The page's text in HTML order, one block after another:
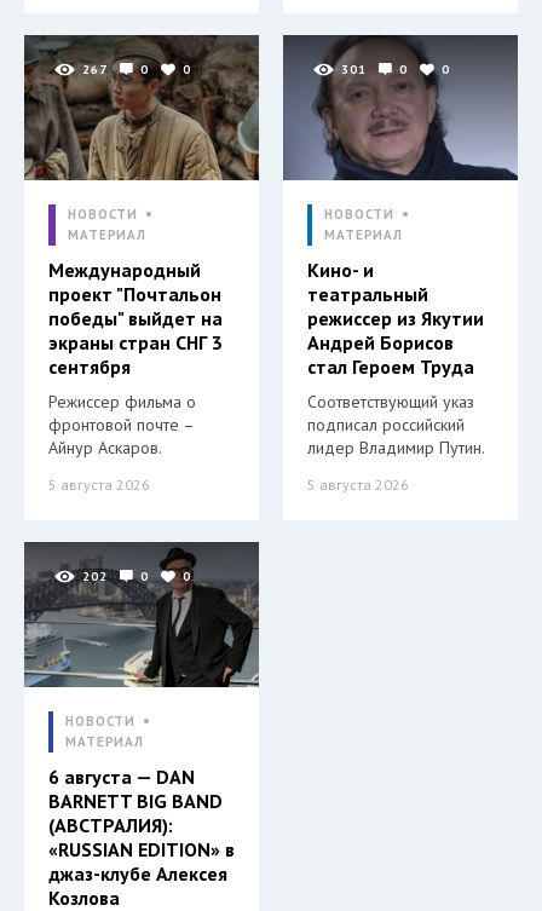
267 0 0
НОВОСТИ
МАТЕРИАЛ
Международный
проект "Почтальон
победы" выйдет на
экраны стран СНГ 3
сентября
Режиссер фильма о
фронтовой почте –
Айнур Аскаров.
5 августа 2026
301 0 0
НОВОСТИ
МАТЕРИАЛ
Кино- и
театральный
режиссер из Якутии
Андрей Борисов
стал Героем Труда
Соответствующий указ
подписал российский
лидер Владимир Путин.
5 августа 2026
202 0 0
НОВОСТИ
МАТЕРИАЛ
6 августа — DAN
BARNETT BIG BAND
(АВСТРАЛИЯ):
«RUSSIAN EDITION» в
джаз-клубе Алексея
Козлова